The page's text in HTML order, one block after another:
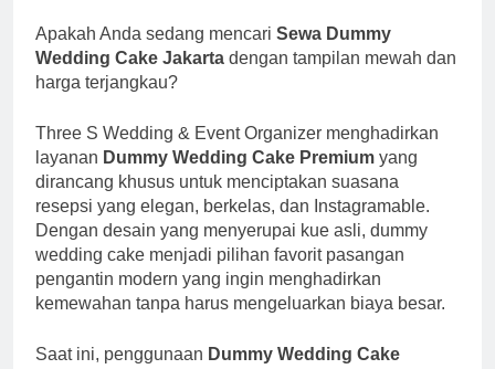
Apakah Anda sedang mencari Sewa Dummy
Wedding Cake Jakarta dengan tampilan mewah dan
harga terjangkau?
Three S Wedding & Event Organizer menghadirkan
layanan Dummy Wedding Cake Premium yang
dirancang khusus untuk menciptakan suasana
resepsi yang elegan, berkelas, dan Instagramable.
Dengan desain yang menyerupai kue asli, dummy
wedding cake menjadi pilihan favorit pasangan
pengantin modern yang ingin menghadirkan
kemewahan tanpa harus mengeluarkan biaya besar.
Saat ini, penggunaan Dummy Wedding Cake